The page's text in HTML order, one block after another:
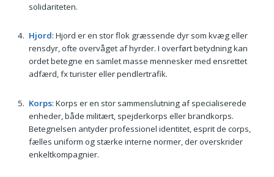
solidariteten.
Hjord: Hjord er en stor flok græssende dyr som kvæg eller
rensdyr, ofte overvåget af hyrder. I overført betydning kan
ordet betegne en samlet masse mennesker med ensrettet
adfærd, fx turister eller pendlertrafik.
Korps: Korps er en stor sammenslutning af specialiserede
enheder, både militært, spejderkorps eller brandkorps.
Betegnelsen antyder professionel identitet, esprit de corps,
fælles uniform og stærke interne normer, der overskrider
enkeltkompagnier.